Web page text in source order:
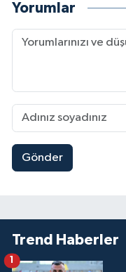
Yorumlar
Gönder
Trend Haberler